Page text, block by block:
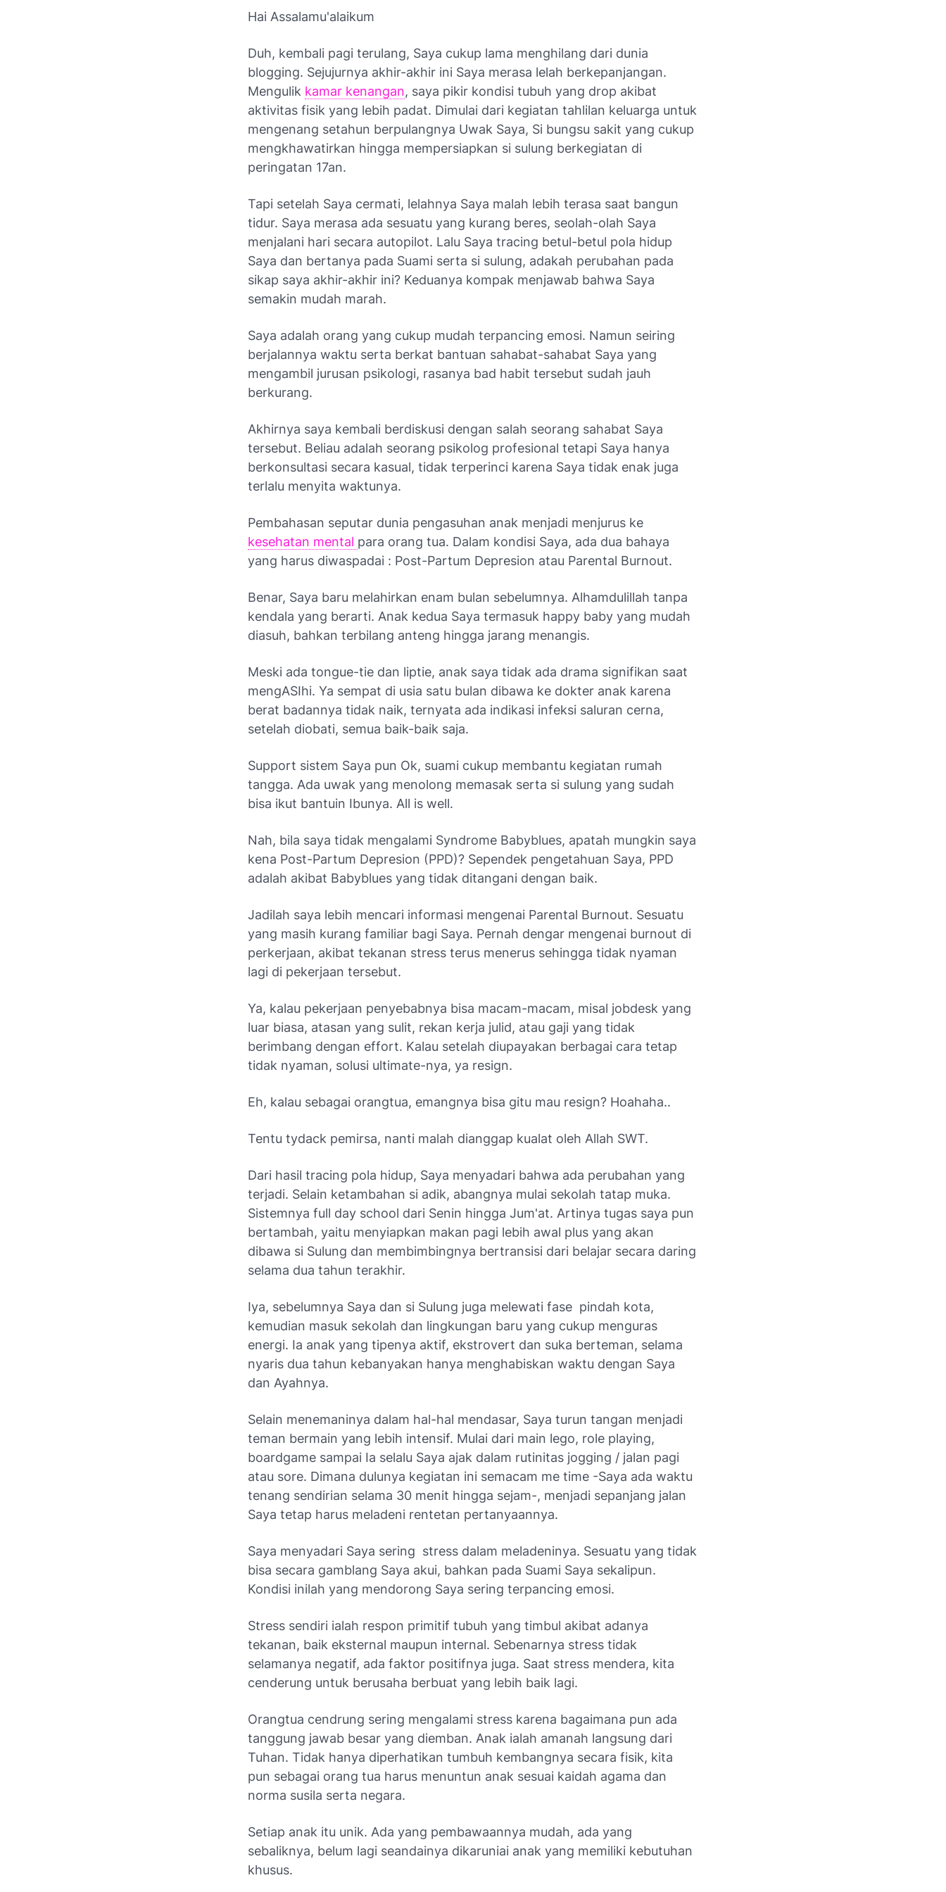
Hai Assalamu'alaikum
Duh, kembali pagi terulang, Saya cukup lama menghilang dari dunia
blogging. Sejujurnya akhir-akhir ini Saya merasa lelah berkepanjangan.
Mengulik kamar kenangan, saya pikir kondisi tubuh yang drop akibat
aktivitas fisik yang lebih padat. Dimulai dari kegiatan tahlilan keluarga untuk
mengenang setahun berpulangnya Uwak Saya, Si bungsu sakit yang cukup
mengkhawatirkan hingga mempersiapkan si sulung berkegiatan di
peringatan 17an.
Tapi setelah Saya cermati, lelahnya Saya malah lebih terasa saat bangun
tidur. Saya merasa ada sesuatu yang kurang beres, seolah-olah Saya
menjalani hari secara autopilot. Lalu Saya tracing betul-betul pola hidup
Saya dan bertanya pada Suami serta si sulung, adakah perubahan pada
sikap saya akhir-akhir ini? Keduanya kompak menjawab bahwa Saya
semakin mudah marah.
Saya adalah orang yang cukup mudah terpancing emosi. Namun seiring
berjalannya waktu serta berkat bantuan sahabat-sahabat Saya yang
mengambil jurusan psikologi, rasanya bad habit tersebut sudah jauh
berkurang.
Akhirnya saya kembali berdiskusi dengan salah seorang sahabat Saya
tersebut. Beliau adalah seorang psikolog profesional tetapi Saya hanya
berkonsultasi secara kasual, tidak terperinci karena Saya tidak enak juga
terlalu menyita waktunya.
Pembahasan seputar dunia pengasuhan anak menjadi menjurus ke
kesehatan mental para orang tua. Dalam kondisi Saya, ada dua bahaya
yang harus diwaspadai : Post-Partum Depresion atau Parental Burnout.
Benar, Saya baru melahirkan enam bulan sebelumnya. Alhamdulillah tanpa
kendala yang berarti. Anak kedua Saya termasuk happy baby yang mudah
diasuh, bahkan terbilang anteng hingga jarang menangis.
Meski ada tongue-tie dan liptie, anak saya tidak ada drama signifikan saat
mengASIhi. Ya sempat di usia satu bulan dibawa ke dokter anak karena
berat badannya tidak naik, ternyata ada indikasi infeksi saluran cerna,
setelah diobati, semua baik-baik saja.
Support sistem Saya pun Ok, suami cukup membantu kegiatan rumah
tangga. Ada uwak yang menolong memasak serta si sulung yang sudah
bisa ikut bantuin Ibunya. All is well.
Nah, bila saya tidak mengalami Syndrome Babyblues, apatah mungkin saya
kena Post-Partum Depresion (PPD)? Sependek pengetahuan Saya, PPD
adalah akibat Babyblues yang tidak ditangani dengan baik.
Jadilah saya lebih mencari informasi mengenai Parental Burnout. Sesuatu
yang masih kurang familiar bagi Saya. Pernah dengar mengenai burnout di
perkerjaan, akibat tekanan stress terus menerus sehingga tidak nyaman
lagi di pekerjaan tersebut.
Ya, kalau pekerjaan penyebabnya bisa macam-macam, misal jobdesk yang
luar biasa, atasan yang sulit, rekan kerja julid, atau gaji yang tidak
berimbang dengan effort. Kalau setelah diupayakan berbagai cara tetap
tidak nyaman, solusi ultimate-nya, ya resign.
Eh, kalau sebagai orangtua, emangnya bisa gitu mau resign? Hoahaha..
Tentu tydack pemirsa, nanti malah dianggap kualat oleh Allah SWT.
Dari hasil tracing pola hidup, Saya menyadari bahwa ada perubahan yang
terjadi. Selain ketambahan si adik, abangnya mulai sekolah tatap muka.
Sistemnya full day school dari Senin hingga Jum'at. Artinya tugas saya pun
bertambah, yaitu menyiapkan makan pagi lebih awal plus yang akan
dibawa si Sulung dan membimbingnya bertransisi dari belajar secara daring
selama dua tahun terakhir.
Iya, sebelumnya Saya dan si Sulung juga melewati fase pindah kota,
kemudian masuk sekolah dan lingkungan baru yang cukup menguras
energi. Ia anak yang tipenya aktif, ekstrovert dan suka berteman, selama
nyaris dua tahun kebanyakan hanya menghabiskan waktu dengan Saya
dan Ayahnya.
Selain menemaninya dalam hal-hal mendasar, Saya turun tangan menjadi
teman bermain yang lebih intensif. Mulai dari main lego, role playing,
boardgame sampai Ia selalu Saya ajak dalam rutinitas jogging / jalan pagi
atau sore. Dimana dulunya kegiatan ini semacam me time -Saya ada waktu
tenang sendirian selama 30 menit hingga sejam-, menjadi sepanjang jalan
Saya tetap harus meladeni rentetan pertanyaannya.
Saya menyadari Saya sering stress dalam meladeninya. Sesuatu yang tidak
bisa secara gamblang Saya akui, bahkan pada Suami Saya sekalipun.
Kondisi inilah yang mendorong Saya sering terpancing emosi.
Stress sendiri ialah respon primitif tubuh yang timbul akibat adanya
tekanan, baik eksternal maupun internal. Sebenarnya stress tidak
selamanya negatif, ada faktor positifnya juga. Saat stress mendera, kita
cenderung untuk berusaha berbuat yang lebih baik lagi.
Orangtua cendrung sering mengalami stress karena bagaimana pun ada
tanggung jawab besar yang diemban. Anak ialah amanah langsung dari
Tuhan. Tidak hanya diperhatikan tumbuh kembangnya secara fisik, kita
pun sebagai orang tua harus menuntun anak sesuai kaidah agama dan
norma susila serta negara.
Setiap anak itu unik. Ada yang pembawaannya mudah, ada yang
sebaliknya, belum lagi seandainya dikaruniai anak yang memiliki kebutuhan
khusus.